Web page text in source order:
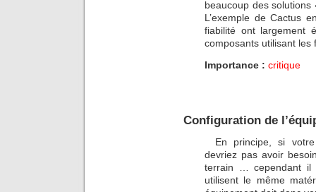
beaucoup des
L’exemple de Cactus
fiabilité ont largement
composants utilisant
Importance : critique
Configuration de
En principe, si
devriez pas avoir
terrain … cependant il
utilisent le même